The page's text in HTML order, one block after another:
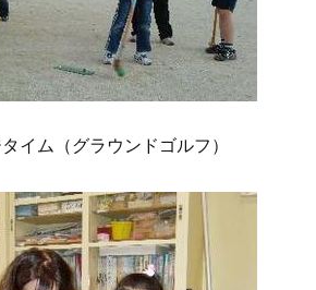
イム（グラウンドゴルフ）